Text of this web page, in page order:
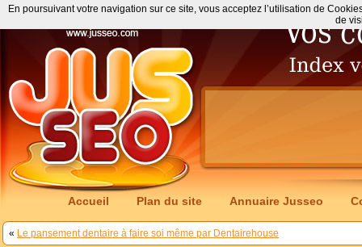
Accueil Plan du site Annuaire Jusseo
« Le pansement dentaire à faire soi même par Dentairehouse
En poursuivant votre navigation sur ce site, vous acceptez l’utilisation de
de